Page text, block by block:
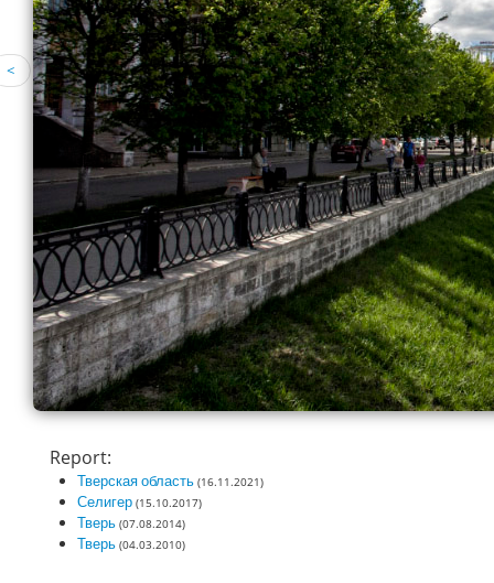
<
Report:
Тверская область (16.11.2021)
Селигер (15.10.2017)
Тверь (07.08.2014)
Тверь (04.03.2010)